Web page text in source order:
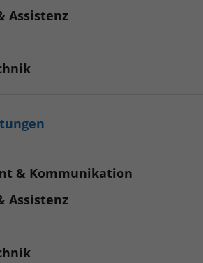
& Kommunikation
Assistenz
Assistenz